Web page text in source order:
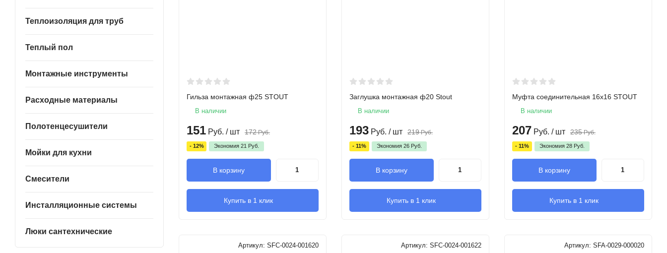
Теплоизоляция для труб
Теплый пол
Монтажные инструменты
Расходные материалы
Полотенцесушители
Мойки для кухни
Смесители
Инсталляционные системы
Люки сантехнические
Гильза монтажная ф25 STOUT
В наличии
151 Руб. / шт 172 Руб.
- 12% Экономия 21 Руб.
В корзину
Купить в 1 клик
Заглушка монтажная ф20 Stout
В наличии
193 Руб. / шт 219 Руб.
- 11% Экономия 26 Руб.
В корзину
Купить в 1 клик
Муфта соединительная 16х16 STOUT
В наличии
207 Руб. / шт 235 Руб.
- 11% Экономия 28 Руб.
В корзину
Купить в 1 клик
Артикул: SFC-0024-001620 Артикул: SFC-0024-001622 Артикул: SFA-0029-000020